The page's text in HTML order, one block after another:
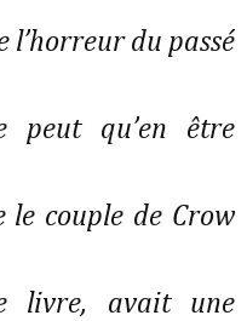
l’horreur du passé
peut qu’en être
le couple de Crow
livre, avait une